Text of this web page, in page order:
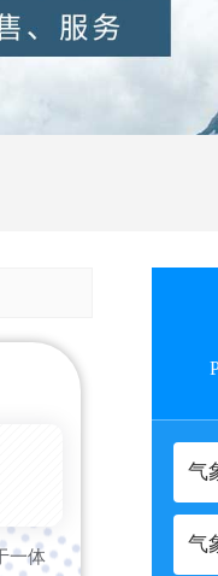
气
气
一体